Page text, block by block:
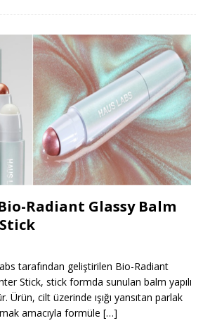
Radiant Glassy Balm
tarafından geliştirilen Bio-Radiant
Stick, stick formda sunulan balm yapılı
Ürün, cilt üzerinde ışığı yansıtan parlak
amacıyla formüle […]